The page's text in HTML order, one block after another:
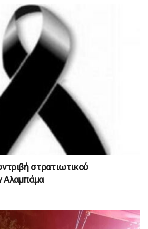
στρατιωτικού
Αλαμπάμα